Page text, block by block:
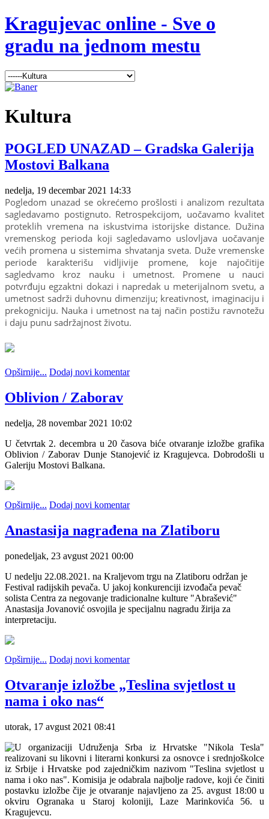
Kragujevac online - Sve o
gradu na jednom mestu
Kultura
POGLED UNAZAD – Gradska Galerija
Mostovi Balkana
nedelja, 19 decembar 2021 14:33
Pogledom unazad se okrećemo prošlosti i analizom rezultata
sagledavamo postignuto. Retrospekcijom, uočavamo kvalitet
proteklih vremena na iskustvima istorijske distance. Dužina
vremenskog perioda koji sagledavamo uslovljava uočavanje
većih promena u sistemima shvatanja sveta. Duže vremenske
periode karakterišu vidljivije promene, koje najočitije
sagledvamo kroz nauku i umetnost. Promene u nauci
potvrđuju egzaktni dokazi i napredak u meterijalnom svetu, a
umetnost sadrži duhovnu dimenziju; kreativnost, imaginaciju i
prekogniciju. Nauka i umetnost na taj način postižu ravnotežu
i daju punu sadržajnost životu.
Opširnije... Dodaj novi komentar
Oblivion / Zaborav
nedelja, 28 novembar 2021 10:02
U četvrtak 2. decembra u 20 časova biće otvaranje izložbe grafika
Oblivion / Zaborav Dunje Stanojević iz Kragujevca. Dobrodošli u
Galeriju Mostovi Balkana.
Opširnije... Dodaj novi komentar
Anastasija nagrađena na Zlatiboru
ponedeljak, 23 avgust 2021 00:00
U nedelju 22.08.2021. na Kraljevom trgu na Zlatiboru održan je
Festival radijskih pevača. U jakoj konkurenciji izvođača pevač
solista Centra za negovanje tradicionalne kulture "Abrašević"
Anastasija Jovanović osvojila je specijalnu nagradu žirija za
interpretaciju.
Opširnije... Dodaj novi komentar
Otvaranje izložbe „Teslina svjetlost u
nama i oko nas“
utorak, 17 avgust 2021 08:41
U organizaciji Udruženja Srba iz Hrvatske "Nikola Tesla"
realizovani su likovni i literarni konkursi za osnovce i srednjoškolce
iz Srbije i Hrvatske pod zajedničkim nazivom "Teslina svjetlost u
nama i oko nas". Komisija je odabrala najbolje radove, koji će činiti
postavku izložbe čije je otvaranje najavljeno za 25. avgust 18:00 u
okviru Ogranaka u Staroj koloniji, Laze Marinkovića 56. u
Kragujevcu.